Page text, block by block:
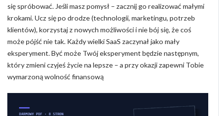
się spróbować. Jeśli masz pomysł – zacznij go realizować małymi
krokami. Ucz się po drodze (technologii, marketingu, potrzeb
klientów), korzystaj z nowych możliwości i nie bój się, że coś
może pójść nie tak. Każdy wielki SaaS zaczynał jako mały
eksperyment. Być może Twój eksperyment będzie następnym,
który zmieni czyjeś życie na lepsze – a przy okazji zapewni Tobie
wymarzoną wolność finansową